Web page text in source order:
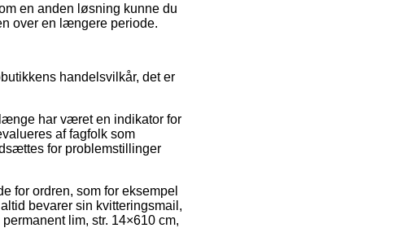
en anden løsning kunne du
over en længere periode.
handelsvilkår, det er
har været en indikator for
af fagfolk som
for problemstillinger
for ordren, som for eksempel
bevarer sin kvitteringsmail,
lim, str. 14×610 cm,